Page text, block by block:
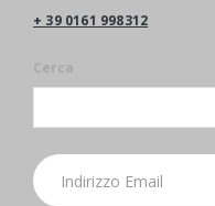
+ 39 0161 998312
Cerca